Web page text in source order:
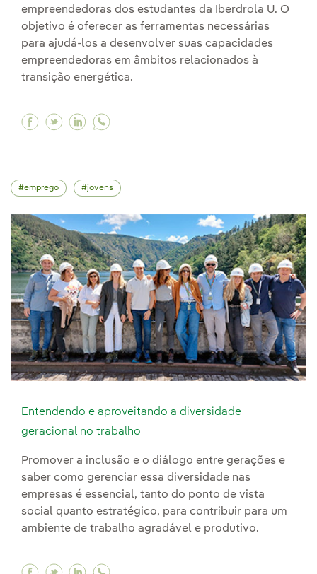
empreendedoras dos estudantes da Iberdrola U. O
objetivo é oferecer as ferramentas necessárias
para ajudá-los a desenvolver suas capacidades
empreendedoras em âmbitos relacionados à
transição energética.
Facebook Fomentamos o
Twitter Fomentamos o
Linkedin Fomentamos o
emprego jovens
Entendendo e aproveitando a diversidade
geracional no trabalho
Promover a inclusão e o diálogo entre gerações e
saber como gerenciar essa diversidade nas
empresas é essencial, tanto do ponto de vista
social quanto estratégico, para contribuir para um
ambiente de trabalho agradável e produtivo.